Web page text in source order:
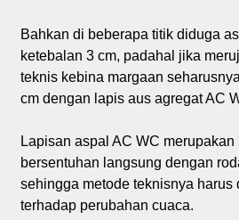
Bahkan di beberapa titik diduga
ketebalan 3 cm, padahal jika
teknis kebina margaan
cm dengan lapis aus agregat AC
Lapisan aspal AC WC
bersentuhan langsung dengan
sehingga metode teknisnya harus
terhadap perubahan cuaca.